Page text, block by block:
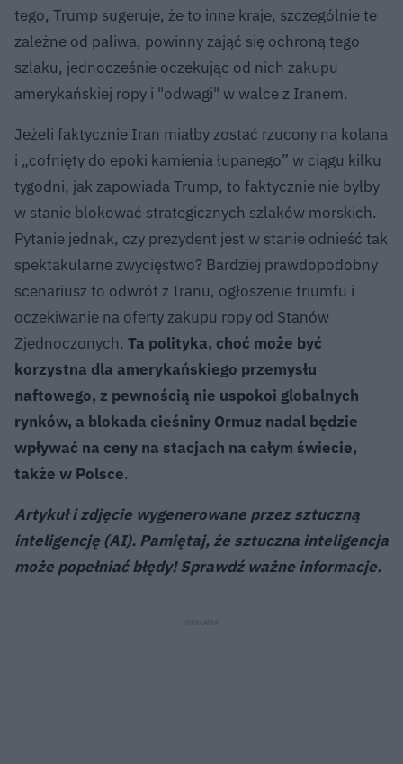
tego, Trump sugeruje, że to inne kraje, szczególnie te
zależne od paliwa, powinny zająć się ochroną tego
szlaku, jednocześnie oczekując od nich zakupu
amerykańskiej ropy i "odwagi" w walce z Iranem.
Jeżeli faktycznie Iran miałby zostać rzucony na kolana
i „cofnięty do epoki kamienia łupanego” w ciągu kilku
tygodni, jak zapowiada Trump, to faktycznie nie byłby
w stanie blokować strategicznych szlaków morskich.
Pytanie jednak, czy prezydent jest w stanie odnieść tak
spektakularne zwycięstwo? Bardziej prawdopodobny
scenariusz to odwrót z Iranu, ogłoszenie triumfu i
oczekiwanie na oferty zakupu ropy od Stanów
Zjednoczonych. Ta polityka, choć może być
korzystna dla amerykańskiego przemysłu
naftowego, z pewnością nie uspokoi globalnych
rynków, a blokada cieśniny Ormuz nadal będzie
wpływać na ceny na stacjach na całym świecie,
także w Polsce.
Artykuł i zdjęcie wygenerowane przez sztuczną
inteligencję (AI). Pamiętaj, że sztuczna inteligencja
może popełniać błędy! Sprawdź ważne informacje.